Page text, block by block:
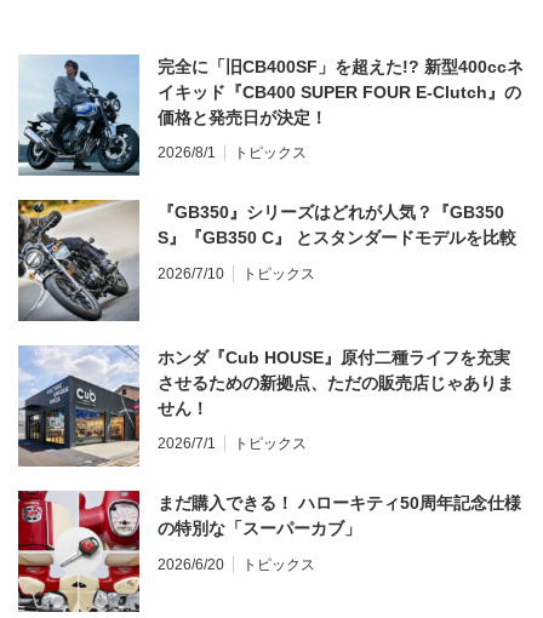
完全に「旧CB400SF」を超えた!? 新型400ccネ
イキッド『CB400 SUPER FOUR E-Clutch』の
価格と発売日が決定！
2026/8/1 トピックス
『GB350』シリーズはどれが人気？『GB350
S』『GB350 C』 とスタンダードモデルを比較
2026/7/10 トピックス
ホンダ『Cub HOUSE』原付二種ライフを充実
させるための新拠点、ただの販売店じゃありま
せん！
2026/7/1 トピックス
まだ購入できる！ ハローキティ50周年記念仕様
の特別な「スーパーカブ」
2026/6/20 トピックス